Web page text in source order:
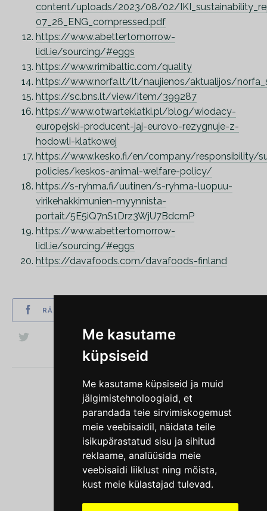
Me kasutame
küpsiseid
Me kasutame küpsiseid ja muid
jälgimistehnoloogiaid, et
parandada teie sirvimiskogemust
meie veebisaidil, näidata teile
isikupärastatud sisu ja sihitud
reklaame, analüüsida meie
veebisaidi liiklust ning mõista,
kust meie külastajad tulevad.
content/uploads/2023/08/02/
07_26_ENG_compressed.pdf
https://www.abettertomorrow-
lidl.ie/sourcing/#eggs
https://www.rimibaltic.com/quality
https://www.norfa.lt/lt/naujienos/aktualijos/
https://sc.bns.lt/view/item/399287
https://www.otwarteklatki.pl/blog/wiodacy-
europejski-producent-jaj-eurovo-rezygnuje-z-
hodowli-klatkowej
https://www.kesko.fi/en/company/responsibility/
policies/keskos-animal-welfare-policy/
https://s-ryhma.fi/uutinen/s-ryhma-luopuu-
virikehakkimunien-myynnista-
portait/5E5iQ7nS1Drz3WjU7BdcmP
https://www.abettertomorrow-
lidl.ie/sourcing/#eggs
https://davafoods.com/davafoods-finland
RÄÄGI SÕBRALE
KONTAKT